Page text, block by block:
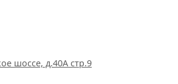
шоссе, д.40А стр.9